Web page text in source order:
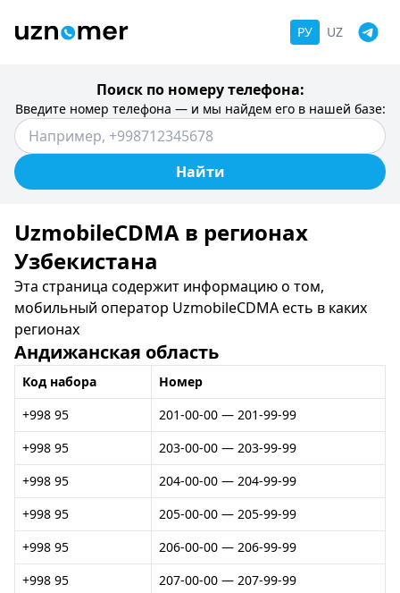
РУ UZ
Поиск по номеру телефона:
Введите номер телефона — и мы найдем его в нашей базе:
Найти
UzmobileCDMA в регионах
Узбекистана
Эта страница содержит информацию о том,
мобильный оператор UzmobileCDMA есть в каких
регионах
Андижанская область
Код набора
Номер
+998 95
201-00-00 — 201-99-99
+998 95
203-00-00 — 203-99-99
+998 95
204-00-00 — 204-99-99
+998 95
205-00-00 — 205-99-99
+998 95
206-00-00 — 206-99-99
+998 95
207-00-00 — 207-99-99